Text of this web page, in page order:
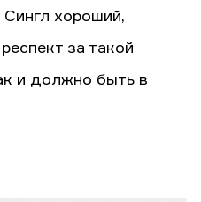
Сингл хороший,
за такой
и должно быть в